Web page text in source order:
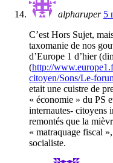
alpharuper 5
C’est Hors Sujet,
taxomanie de nos
d’Europe 1 d’hier
(http://
citoyen/Sons/Le-
etait une cuistre de
« économie » du PS
internautes- citoyens
remontés que la
« matraquage fiscal
socialiste.